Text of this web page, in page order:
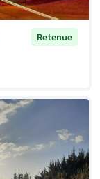
Retenue